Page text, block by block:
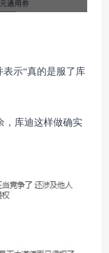
表示“真的是服了库
，库迪这样做确实